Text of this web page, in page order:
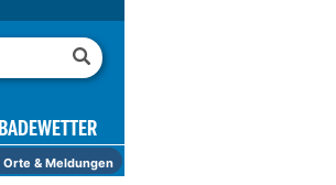
BADEWETTER
Orte & Meldungen